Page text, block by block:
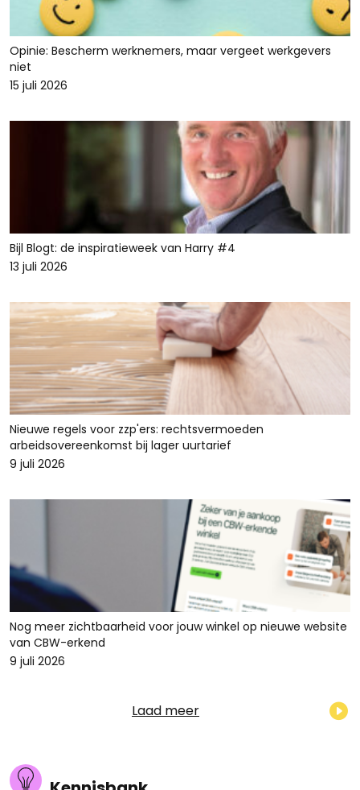
Opinie: Bescherm werknemers, maar vergeet werkgevers
niet
15 juli 2026
Bijl Blogt: de inspiratieweek van Harry #4
13 juli 2026
Nieuwe regels voor zzp'ers: rechtsvermoeden
arbeidsovereenkomst bij lager uurtarief
9 juli 2026
Nog meer zichtbaarheid voor jouw winkel op nieuwe website
van CBW-erkend
9 juli 2026
Laad meer